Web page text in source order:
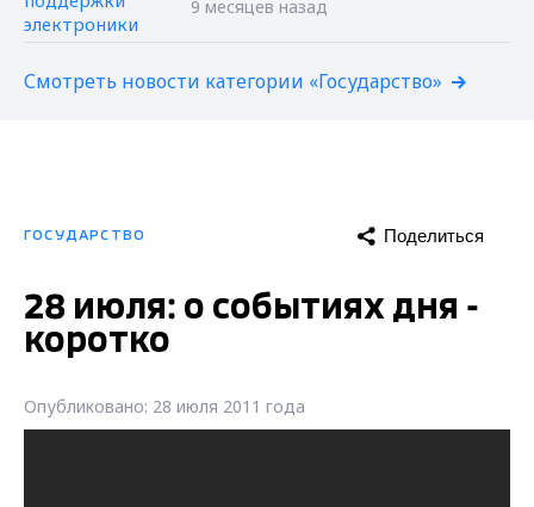
9 месяцев назад
Смотреть новости категории «Государство»
ГОСУДАРСТВО Поделиться
28 июля: о событиях дня -
коротко
Опубликовано: 28 июля 2011 года